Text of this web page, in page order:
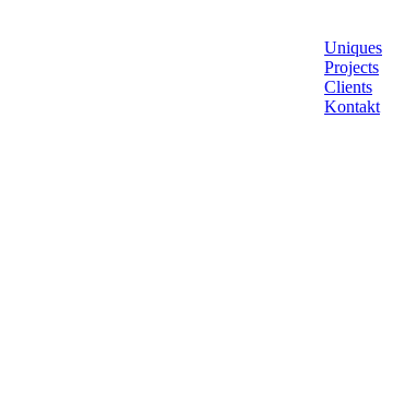
Uniques
Projects
Clients
Kontakt